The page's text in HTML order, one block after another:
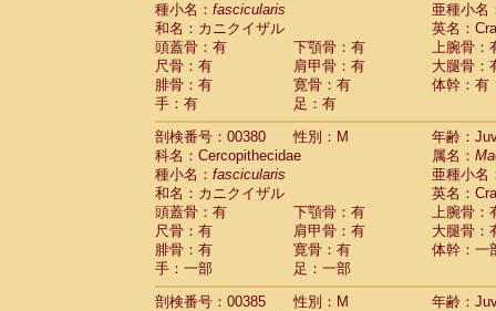
種小名： fascicularis
亜種小名
和名：カニクイザル
英名：
頭蓋骨：有
下顎骨：有
上腕骨：
尺骨：有
肩甲骨：有
大腿骨：
腓骨：有
寛骨：有
体幹：有
手：有
足：有
剖検番号：00380
性別：M
年齢：
科名：Cercopithecidae
属名：
種小名： fascicularis
亜種小名
和名：カニクイザル
英名：
頭蓋骨：有
下顎骨：有
上腕骨：
尺骨：有
肩甲骨：有
大腿骨：
腓骨：有
寛骨：有
体幹：一
手：一部
足：一部
剖検番号：00385
性別：M
年齢：